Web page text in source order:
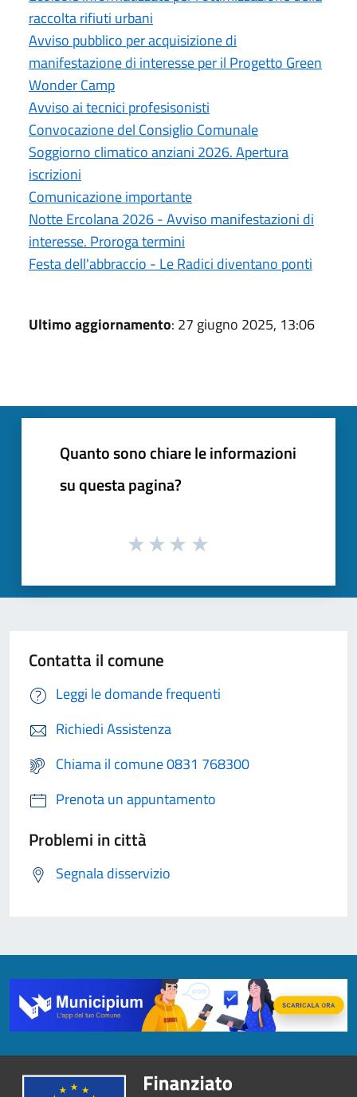
raccolta rifiuti urbani
Avviso pubblico per acquisizione di
manifestazione di interesse per il Progetto Green
Wonder Camp
Avviso ai tecnici profesisonisti
Convocazione del Consiglio Comunale
Soggiorno climatico anziani 2026. Apertura
iscrizioni
Comunicazione importante
Notte Ercolana 2026 - Avviso manifestazioni di
interesse. Proroga termini
Festa dell'abbraccio - Le Radici diventano ponti
Ultimo aggiornamento: 27 giugno 2025, 13:06
Quanto sono chiare le informazioni
su questa pagina?
Contatta il comune
Leggi le domande frequenti
Richiedi Assistenza
Chiama il comune 0831 768300
Prenota un appuntamento
Problemi in città
Segnala disservizio